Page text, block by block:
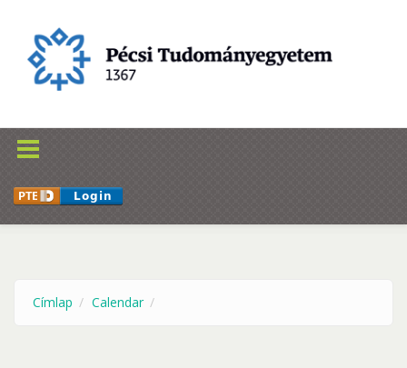
Címlap Calendar